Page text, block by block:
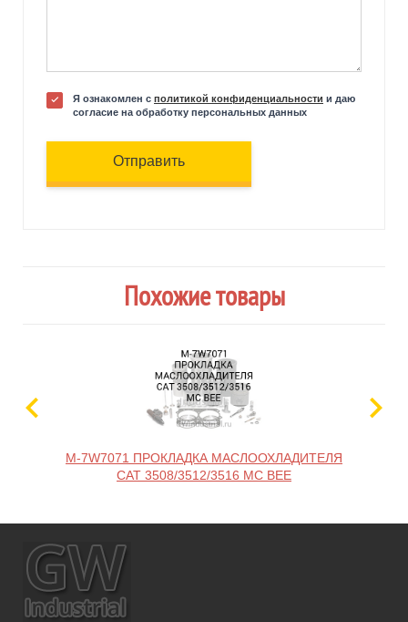
Я ознакомлен с политикой конфиденциальности и даю
согласие на обработку персональных данных
Отправить
Похожие товары
M-7W7071 ПРОКЛАДКА МАСЛООХЛАДИТЕЛЯ
CAT 3508/3512/3516 MC BEE